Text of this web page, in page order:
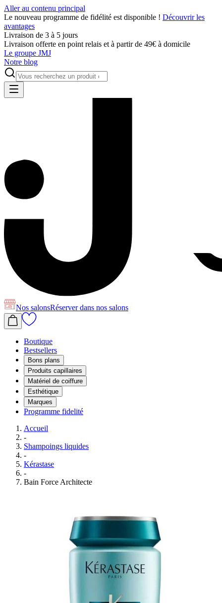
Aller au contenu principal
Le nouveau programme de fidélité est disponible ! Découvrir les
avantages
Livraison de 3 à 5 jours
Livraison offerte en point relais et à partir de 49€ à domicile
Le groupe JMJ
Notre blog
Nos salonsRéserverdans nos salons
Boutique
Bestsellers
Bons plans
Produits capillaires
Matériel de coiffure
Esthétique
Marques
Programme fidelité
Accueil
-
Shampoings liquides
-
Kérastase
-
Bain Force Architecte